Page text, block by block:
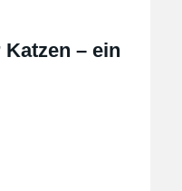
– ein